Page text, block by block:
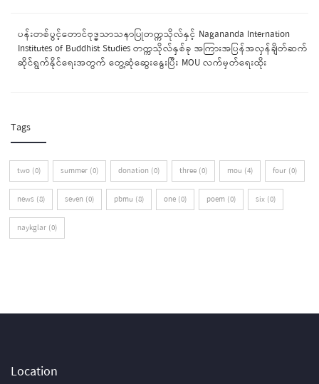
ပန်းတစ်ပွင့်တောင်ဗုဒ္ဓသာသနာပြုတက္ကသိုလ်နှင့် Nagananda Internation
Institutes of Buddhist Studies တက္ကသိုလ်နှစ်ခု အကြားအပြန်အလှန်ချိတ်ဆက်
ဆိုင်ရွက်နိုင်ရေးအတွက် တွေ့ဆုံဆွေးနွေးပြီး MOU လက်မှတ်ရေးထိုး
Tags
two (0) summer (0) donation (0) three (0) mou (4) four (0)
news (8) seven (0) pbmu (8) one (0) poem (0) six (0)
naykglar (0)
Location